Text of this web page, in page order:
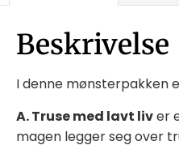
Beskrivelse
I denne mønsterpakken
A. Truse med lavt liver
magen legger seg over